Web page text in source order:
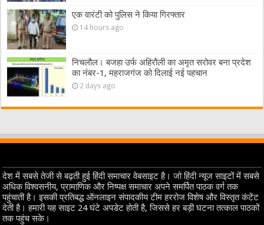
एक वारंटी को पुलिस ने किया गिरफ्तार
14 hours ago
निचलौल। बजहा उर्फ अहिरौली का अमृत सरोवर बना प्रदेश
का नंबर-1, महराजगंज को दिलाई नई पहचान
2 days ago
देश में सबसे तेजी से बढ़ती हुई हिंदी समाचार वेबसाइट है। जो हिंदी न्यूज साइटों में सबसे
अधिक विश्वसनीय, प्रामाणिक और निष्पक्ष समाचार अपने समर्पित पाठक वर्ग तक
पहुंचाती है। इसकी प्रतिबद्ध ऑनलाइन संपादकीय टीम हररोज विशेष और विस्तृत कंटेंट
देती है। हमारी यह साइट 24 घंटे अपडेट होती है, जिससे हर बड़ी घटना तत्काल पाठकों
तक पहुंच सके।